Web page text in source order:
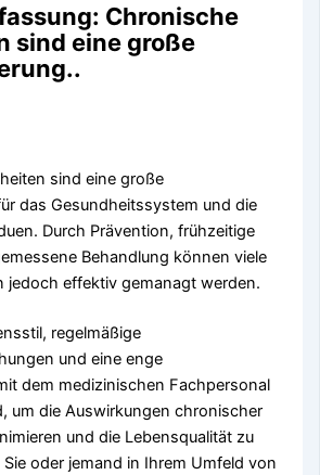
Chronische
sind eine große
sind eine große
das Gesundheitssystem und die
Durch Prävention, frühzeitige
Behandlung können viele
jedoch effektiv gemanagt werden.
regelmäßige
und eine enge
dem medizinischen Fachpersonal
um die Auswirkungen chronischer
und die Lebensqualität zu
oder jemand in Ihrem Umfeld von